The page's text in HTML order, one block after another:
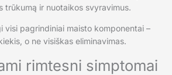
trūkumą ir nuotaikos svyravimus.
visi pagrindiniai maisto komponentai –
o ne visiškas eliminavimas.
rimtesni simptomai